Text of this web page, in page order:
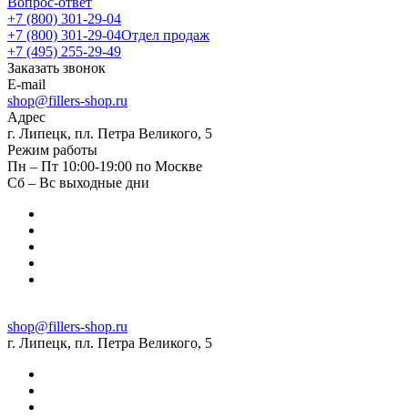
+7 (800) 301-29-04
+7 (800) 301-29-04Отдел продаж
+7 (495) 255-29-49
Заказать звонок
E-mail
shop@fillers-shop.ru
Адрес
г. Липецк, пл. Петра Великого, 5
Режим работы
Пн – Пт 10:00-19:00 по Москве
Сб – Вс выходные дни
shop@fillers-shop.ru
г. Липецк, пл. Петра Великого, 5